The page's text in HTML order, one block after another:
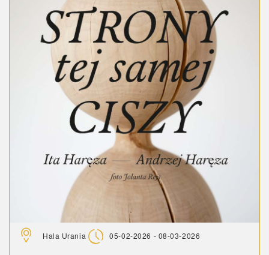
Hala Urania 05-02-2026 - 08-03-2026